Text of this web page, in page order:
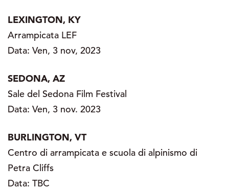
LEXINGTON, KY
Arrampicata LEF
Data: Ven, 3 nov, 2023
SEDONA, AZ
Sale del Sedona Film Festival
Data: Ven, 3 nov. 2023
BURLINGTON, VT
Centro di arrampicata e scuola di alpinismo di
Petra Cliffs
Data: TBC